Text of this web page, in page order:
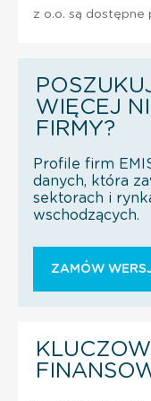
z o.o. są dostępne
WIĘCEJ
FIRMY?
Profile firm
danych, która
sektorach i
wschodzących.
ZAMÓW